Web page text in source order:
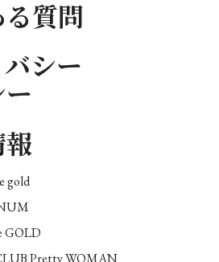
る質問
シー
gold
GOLD
Pretty WOMAN